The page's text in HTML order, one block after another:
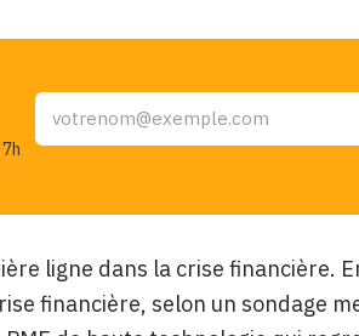
ligne dans la crise financière.
financière, selon un sondage